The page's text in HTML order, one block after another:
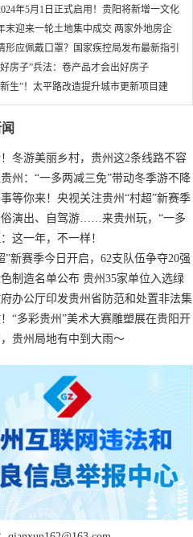
年5月1日正式启用！贵阳将新增一文化
末迎来一轮土地集中成交 两家外地房企
形应佩戴口罩？国家疾控局发布最新指引
房子”兵法：卷产品才会出好房子
生”！太平路改造提升城市更新项目建
冬游美丽乡村，贵州这2条线路不容
州：“一多两减三免”带动冬季游不降
等你来！央视关注贵州“村超”新赛季
” 演出、自驾游……来贵州玩，“一多
！
这一年，不一样！
”新赛季今日开启，62支队伍争夺20强
色制造名单公布 贵州35家单位入选绿
办公厅印发贵州省防范和处置非法集
细则
“多彩贵州”美术大赛雕塑展在贵阳开
1月19日
贵州局地有中到大雨～